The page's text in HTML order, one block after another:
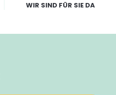
WIR SIND FÜR SIE DA